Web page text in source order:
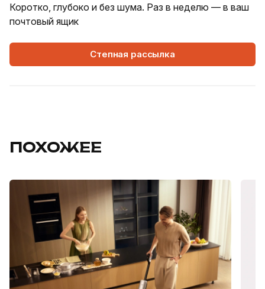
Коротко, глубоко и без шума. Раз в неделю — в ваш
почтовый ящик
Степная рассылка
ПОХОЖЕЕ